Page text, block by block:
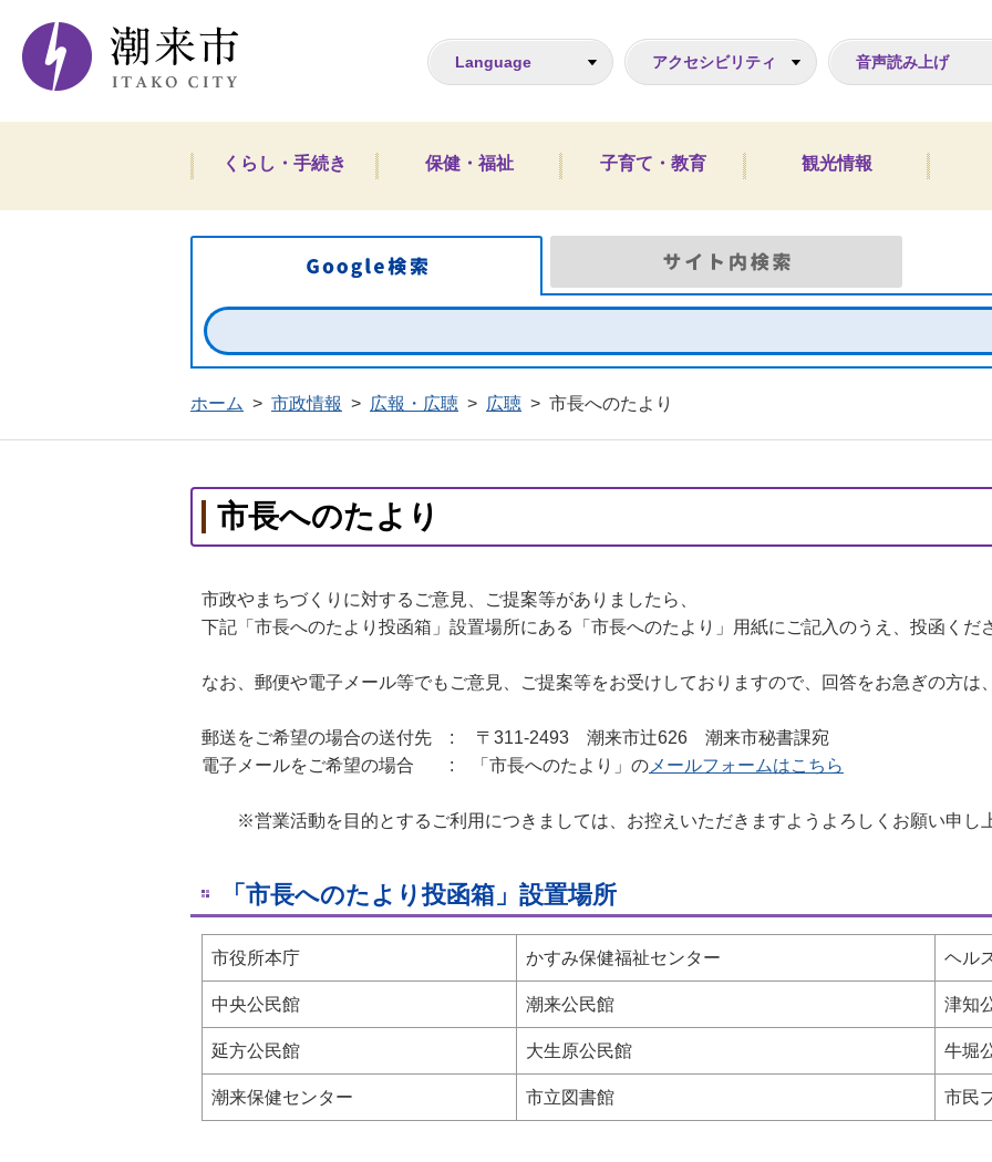
潮来市ホームページ
Language アクセシビリティ 音声読み上げ
くらし・手続き 保健・福祉 子育て・教育 観光情報
Google検索
ホーム > 市政情報 > 広報・広聴 > 広聴 > 市長へのたより
市長へのたより
市政やまちづくりに対するご意見、ご提案等がありましたら、
下記「市長へのたより投函箱」設置場所にある「市長へのたより」用紙にご記入のうえ、投函くだ
なお、郵便や電子メール等でもご意見、ご提案等をお受けしておりますので、回答をお急ぎの方は
郵送をご希望の場合の送付先 : 〒311-2493 潮来市辻626 潮来市秘書課宛
電子メールをご希望の場合 : 「市長へのたより」の メールフォームはこちら
※営業活動を目的とするご利用につきましては、お控えいただきますようよろしくお願い申し上
「市長へのたより投函箱」設置場所
市役所本庁 かすみ保健福祉センター ヘル
中央公民館 潮来公民館 津知
延方公民館 大生原公民館 牛堀
潮来保健センター 市立図書館 市民